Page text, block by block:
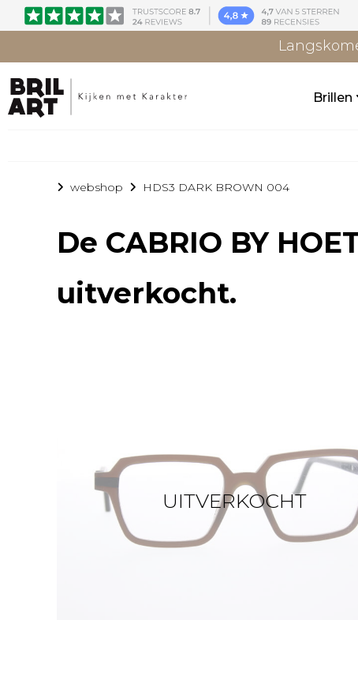
Brillen
webshop HDS3 DARK BROWN 004
De CABRIO BY
uitverkocht.
UITVERKOCHT